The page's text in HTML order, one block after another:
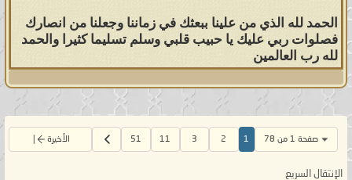
الحمد لله الذي من علينا ببعثك في زماننا وجعلنا من انصارك
فصلوات ربي عليك يا حبيب قلبي وسلم تسليما كثيرا والحمد
لله رب العالمين
صفحة 1 من 78 1
2
3
11
51 الأخيرة
الإنتقال السريع